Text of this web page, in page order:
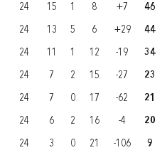
24 15 1 8 +7 46
24 13 5 6 +29 44
24 11 1 12 -19 34
24 7 2 15 -27 23
24 7 0 17 -62 21
24 6 2 16 -4 20
24 3 0 21 -106 9